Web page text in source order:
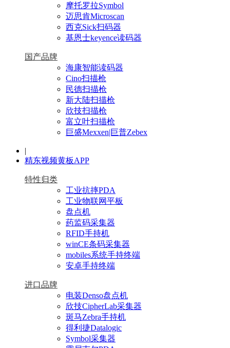
摩托罗拉Symbol
迈思肯Microscan
西克Sick扫码器
基恩士keyence读码器
国产品牌
海康智能读码器
Cino扫描枪
民德扫描枪
新大陆扫描枪
欣技扫描枪
富立叶扫描枪
巨盛Mexxen|巨普Zebex
|
精东视频黄板APP
特性归类
工业抗摔PDA
工业物联网平板
盘点机
药监码采集器
RFID手持机
winCE条码采集器
mobiles系统手持终端
安卓手持终端
进口品牌
电装Denso盘点机
欣技CipherLab采集器
斑马Zebra手持机
得利捷Datalogic
Symbol采集器